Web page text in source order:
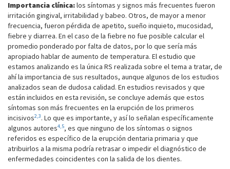
Importancia clínica:los síntomas y signos más frecuentes fueron
irritación gingival, irritabilidad y babeo. Otros, de mayor a menor
frecuencia, fueron pérdida de apetito, sueño inquieto, mucosidad,
fiebre y diarrea. En el caso de la fiebre no fue posible calcular el
promedio ponderado por falta de datos, por lo que sería más
apropiado hablar de aumento de temperatura. El estudio que
estamos analizando es la única RS realizada sobre el tema a tratar, de
ahí la importancia de sus resultados, aunque algunos de los estudios
analizados sean de dudosa calidad. En estudios revisados y que
están incluidos en esta revisión, se concluye además que estos
síntomas son más frecuentes en la erupción de los primeros
incisivos2,3. Lo que es importante, y así lo señalan específicamente
algunos autores4,5, es que ninguno de los síntomas o signos
referidos es específico de la erupción dentaria primaria y que
atribuirlos a la misma podría retrasar o impedir el diagnóstico de
enfermedades coincidentes con la salida de los dientes.